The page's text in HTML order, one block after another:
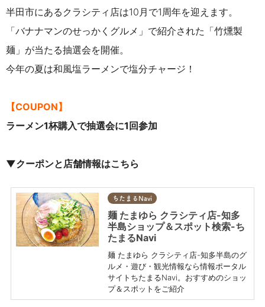
半田市にあるクラシティ店は10月で1周年を迎えます。
「バナナマンのせっかくグルメ」で紹介された「竹燻製
麺」が当たる抽選会を開催。
今年の夏は和風塩ラーメンで塩分チャージ！
【COUPON】
ラーメン1杯購入で抽選会に1回参加
▼クーポンと店舗情報はこちら
ちたまるNavi
麺 たまゆら クラシティ店-知多
半島ショップ＆スポット検索-ち
たまるNavi
麺 たまゆら クラシティ店-知多半島のグ
ルメ・遊び・観光情報なら情報ポータル
サイトちたまるNavi。おすすめのショッ
プ＆スポットをご紹介